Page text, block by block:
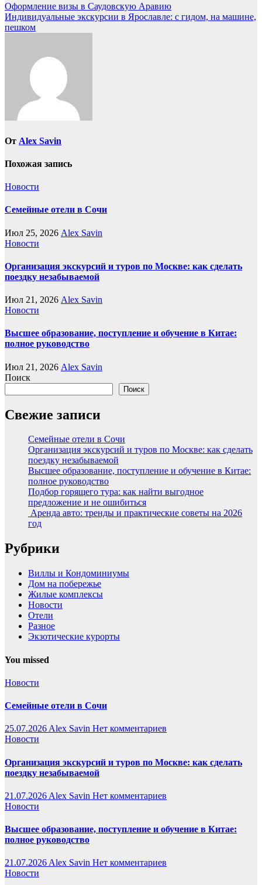
Навигация
по
Оформление визы в Саудовскую Аравию
Индивидуальные экскурсии в Ярославле: с гидом, на машине,
пешком
От Alex Savin
Похожая запись
Новости
Семейные отели в Сочи
Июл 25, 2026 Alex Savin
Новости
Организация экскурсий и туров по Москве: как сделать
поездку незабываемой
Июл 21, 2026 Alex Savin
Новости
Высшее образование, поступление и обучение в Китае:
полное руководство
Июл 21, 2026 Alex Savin
Поиск
Поиск
Свежие записи
Семейные отели в Сочи
Организация экскурсий и туров по Москве: как сделать
поездку незабываемой
Высшее образование, поступление и обучение в Китае:
полное руководство
Подбор горящего тура: как найти выгодное
предложение и не ошибиться
Аренда авто: тренды и практические советы на 2026
год
Рубрики
Виллы и Кондоминиумы
Дом на побережье
Жилые комплексы
Новости
Отели
Разное
Экзотические курорты
You missed
Новости
Семейные отели в Сочи
25.07.2026 Alex Savin Нет комментариев
Новости
Организация экскурсий и туров по Москве: как сделать
поездку незабываемой
21.07.2026 Alex Savin Нет комментариев
Новости
Высшее образование, поступление и обучение в Китае:
полное руководство
21.07.2026 Alex Savin Нет комментариев
Новости